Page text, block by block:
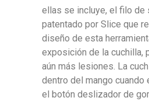
ellas se incluye, el filo de
patentado por Slice que
diseño de esta
exposición de la cuchilla,
aún más lesiones. La
dentro del mango cuando
el botón deslizador de